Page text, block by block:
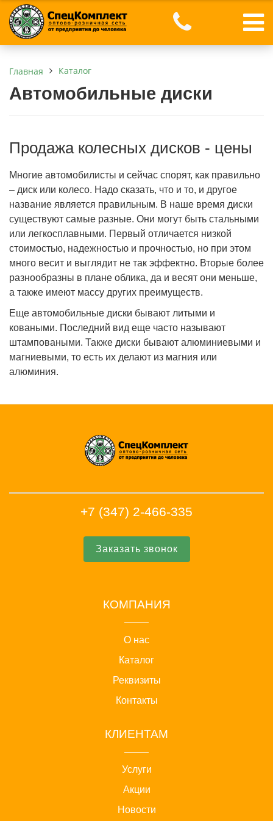
Главная Каталог
Автомобильные диски
Продажа колесных дисков - цены
Многие автомобилисты и сейчас спорят, как правильно
– диск или колесо. Надо сказать, что и то, и другое
название является правильным. В наше время диски
существуют самые разные. Они могут быть стальными
или легкосплавными. Первый отличается низкой
стоимостью, надежностью и прочностью, но при этом
много весит и выглядит не так эффектно. Вторые более
разнообразны в плане облика, да и весят они меньше,
а также имеют массу других преимуществ.
Еще автомобильные диски бывают литыми и
коваными. Последний вид еще часто называют
штамповаными. Также диски бывают алюминиевыми и
магниевыми, то есть их делают из магния или
алюминия.
+7 (347) 2-466-335
Заказать звонок
КОМПАНИЯ
О нас
Каталог
Реквизиты
Контакты
КЛИЕНТАМ
Услуги
Акции
Новости